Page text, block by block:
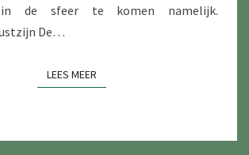
de sfeer te komen namelijk.
De…
LEES MEERLEES MEER